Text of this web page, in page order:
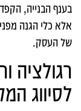
בענף הבנייה,
אלא כלי הגנה
של העסק.
רגולציה
לסיווג